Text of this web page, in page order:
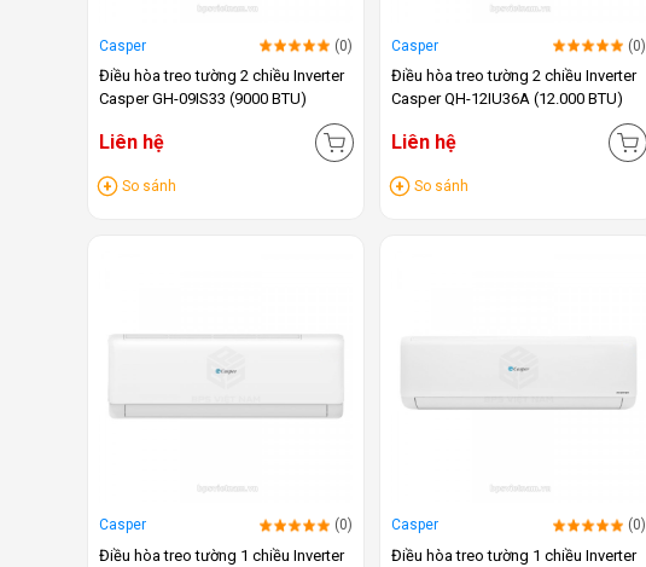
Casper (0)
Điều hòa treo tường 2 chiều Inverter
Casper GH-09IS33 (9000 BTU)
Liên hệ
So sánh
Casper (0)
Điều hòa treo tường 2 chiều Inverter
Casper QH-12IU36A (12.000 BTU)
Liên hệ
So sánh
Casper (0)
Điều hòa treo tường 1 chiều Inverter
Casper (0)
Điều hòa treo tường 1 chiều Inverter